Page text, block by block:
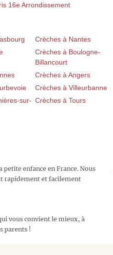
16e Arrondissement
Crèches à Nantes
Crèches à Boulogne-
Billancourt
Crèches à Angers
Crèches à Villeurbanne
sur- Crèches à Tours
enfance en France. Nous
rapidement et facilement
vous convient le mieux, à
parents !